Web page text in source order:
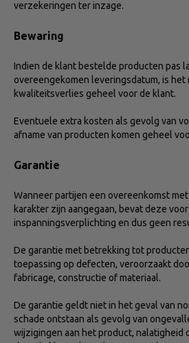
verzekeringen ter inzage.
Bewaring
Indien de klant bestelde producten pas
overeengekomen leveringsdatum, is
kwaliteitsverlies geheel voor de klant.
Eventuele extra kosten als gevolg van
afname van producten komen geheel
Garantie
Wanneer partijen een overeenkomst
karakter zijn aangegaan, bevat deze
inspanningsverplichting en dus geen
De garantie met betrekking tot
toepassing op defecten, veroorzaakt
fabricage, constructie of materiaal.
De garantie geldt niet in het geval van
schade ontstaan als gevolg van
wijzigingen aan het product, nalatigheid